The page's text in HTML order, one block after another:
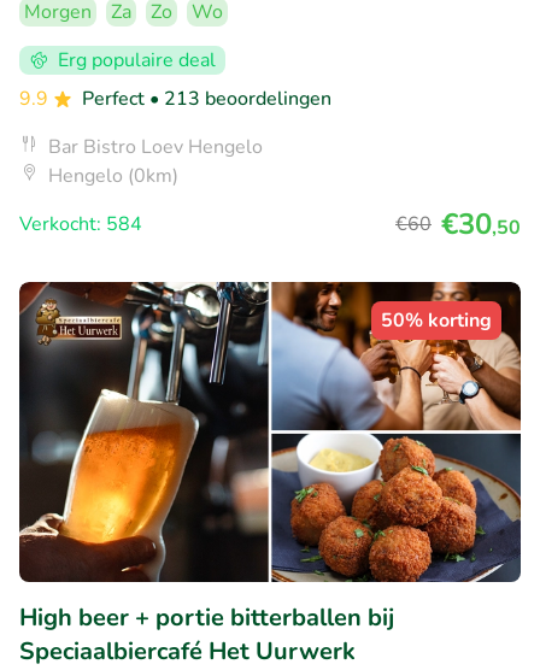
Morgen Za Zo
Wo
Erg populaire deal
9.9
Perfect • 213 beoordelingen
Bar Bistro Loev Hengelo
Hengelo (0km)
Verkocht: 584
€60 €30,50
50% korting
High beer + portie bitterballen bij
Speciaalbiercafé Het Uurwerk